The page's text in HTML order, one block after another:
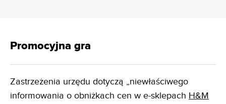
Promocyjna gra
Zastrzeżenia urzędu dotyczą „niewłaściwego
informowania o obniżkach cen w e-sklepach H&M